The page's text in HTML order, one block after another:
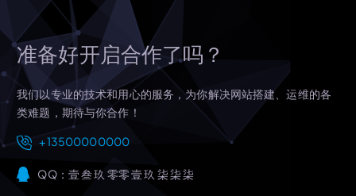
准备好开启合作了吗？
我们以专业的技术和用心的服务，为你解决网站搭建、运维的各
类难题，期待与你合作！
+13500000000
QQ：壹 叁 玖 零零 壹 玖 柒 柒 柒